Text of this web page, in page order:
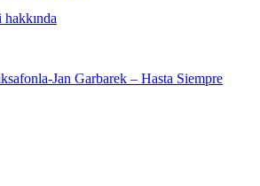
Jan Garbarek – Hasta Siempre